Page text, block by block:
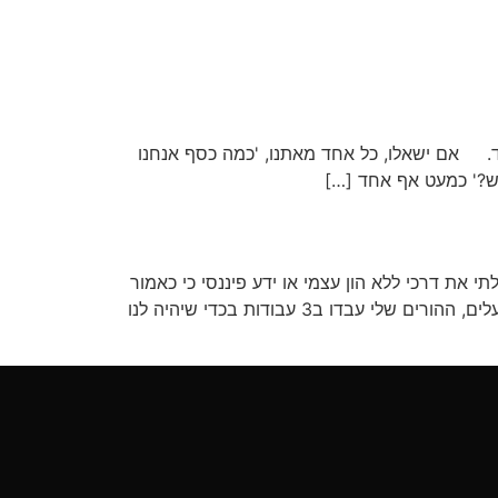
אם ישאלו, כל אחד מאתנו, 'כמה כסף אנחנו
כמעט אף אחד […]
דרכי ללא הון עצמי או ידע פיננסי כי כאמור
לא מלמדים אותנו בבית הספר תכנון פיננסי ומושגים כמו ריבית דריבית או מינוף השקעות. הגעתי ממשפחה ממעמד הפועלים, ההורים שלי עבדו ב3 עבודות בכדי שיהיה לנו